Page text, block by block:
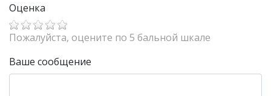
Оценка
Пожалуйста, оцените по 5 бальной шкале
Ваше сообщение